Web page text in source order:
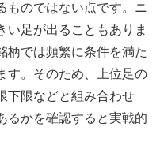
ものではない点です。ニ
い足が出ることもありま
柄では頻繁に条件を満た
す。そのため、上位足の
下限などと組み合わせ
るかを確認すると実戦的